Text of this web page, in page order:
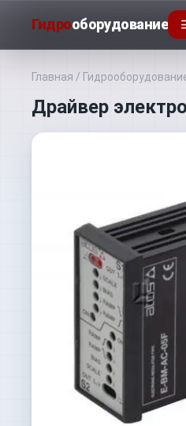
Гидрооборудование
Главная /
Драйвер